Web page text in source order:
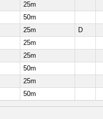
25m
50m
25m D
25m
25m
50m
25m
50m